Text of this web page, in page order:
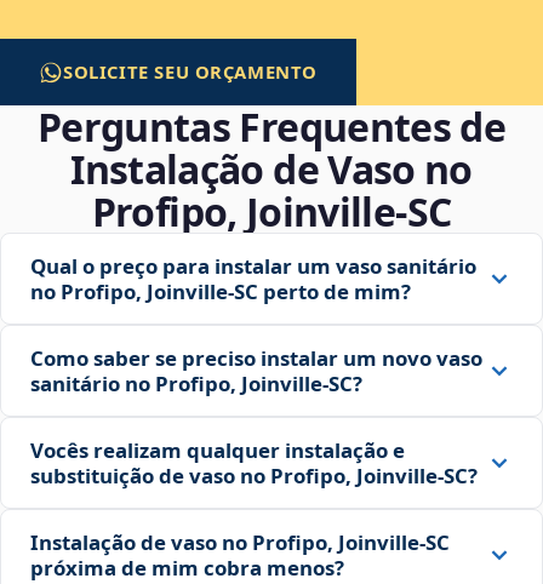
SOLICITE SEU ORÇAMENTO
Perguntas Frequentes de
Instalação de Vaso no
Profipo, Joinville‑SC
Qual o preço para instalar um vaso sanitário
no Profipo, Joinville‑SC perto de mim?
Como saber se preciso instalar um novo vaso
sanitário no Profipo, Joinville‑SC?
Vocês realizam qualquer instalação e
substituição de vaso no Profipo, Joinville‑SC?
Instalação de vaso no Profipo, Joinville‑SC
próxima de mim cobra menos?